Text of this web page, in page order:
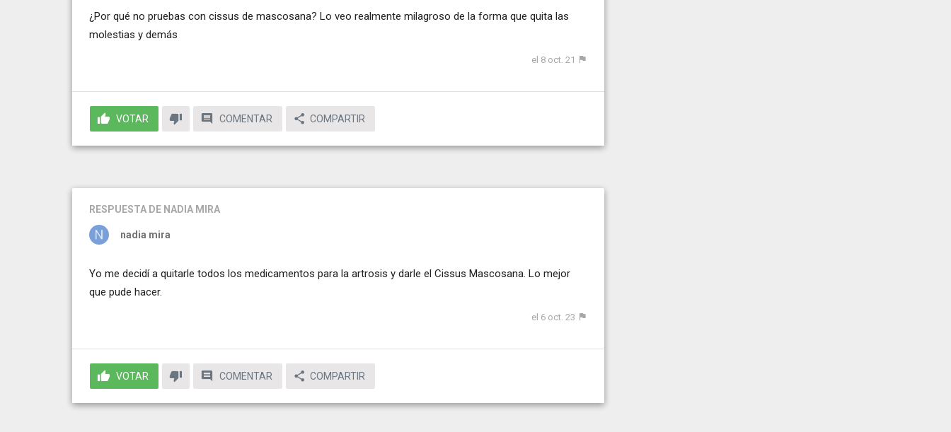
¿Por qué no pruebas con cissus de mascosana? Lo veo realmente milagroso de la forma que quita las
molestias y demás
el 8 oct. 21
VOTAR COMENTAR COMPARTIR
RESPUESTA DE NADIA MIRA
nadia mira
Yo me decidí a quitarle todos los medicamentos para la artrosis y darle el Cissus Mascosana. Lo mejor
que pude hacer.
el 6 oct. 23
VOTAR COMENTAR COMPARTIR